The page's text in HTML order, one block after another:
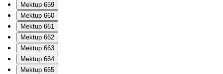
Mektup 659
Mektup 660
Mektup 661
Mektup 662
Mektup 663
Mektup 664
Mektup 665